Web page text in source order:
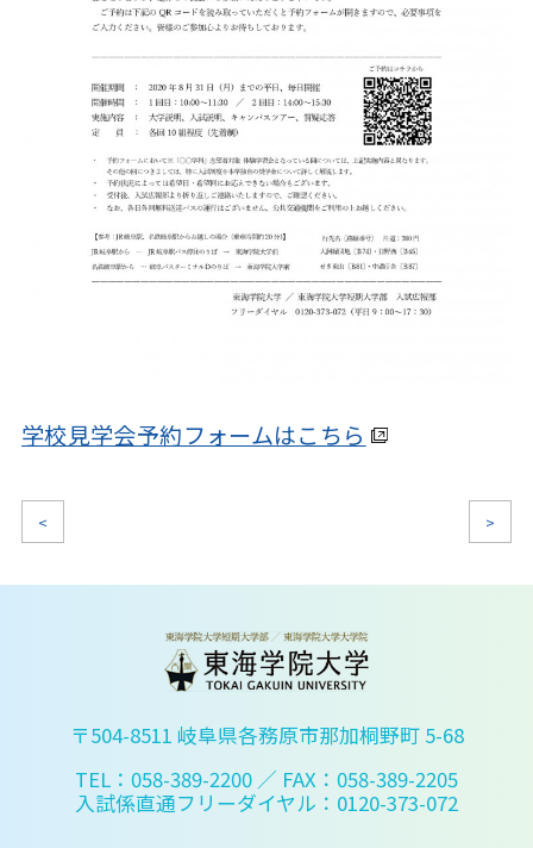
学校見学会予約フォームはこちら
< >
〒504-8511 岐阜県各務原市那加桐野町 5-68
TEL：058-389-2200 ／ FAX：058-389-2205
入試係直通フリーダイヤル：0120-373-072